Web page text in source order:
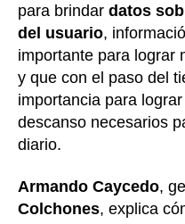
para brindar datos
del usuario,
importante para lograr
y que con el paso del
importancia para
descanso necesarios
diario.
Armando Caycedo,
Colchones, explica